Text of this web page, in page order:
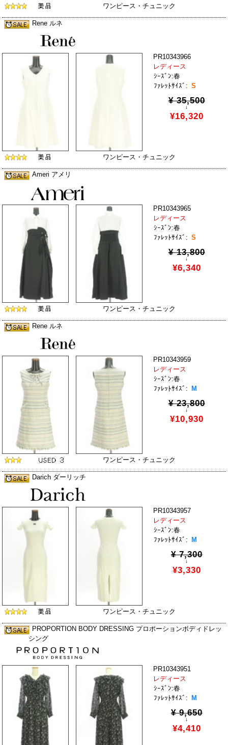
ワンピース・チュニック
Rene ルネ
PR10343966
レディース
ｼｰｽﾞﾝ:春
ﾌｧﾚｯﾄｻｲｽﾞ: S
¥ 35,500
↓
¥16,320
ワンピース・チュニック
Ameri アメリ
PR10343965
レディース
ｼｰｽﾞﾝ:春
ﾌｧﾚｯﾄｻｲｽﾞ: S
¥ 13,800
↓
¥6,340
ワンピース・チュニック
Rene ルネ
PR10343959
レディース
ｼｰｽﾞﾝ:春
ﾌｧﾚｯﾄｻｲｽﾞ:
M
¥ 23,800
↓
¥10,930
ワンピース・チュニック
Darich ダーリッチ
PR10343957
レディース
ｼｰｽﾞﾝ:春
ﾌｧﾚｯﾄｻｲｽﾞ:
M
¥ 7,300
↓
¥3,330
ワンピース・チュニック
PROPORTION BODY DRESSING プロポーションボディドレッ
シング
PR10343951
レディース
ｼｰｽﾞﾝ:春
ﾌｧﾚｯﾄｻｲｽﾞ:
M
¥ 9,650
↓
¥4,410